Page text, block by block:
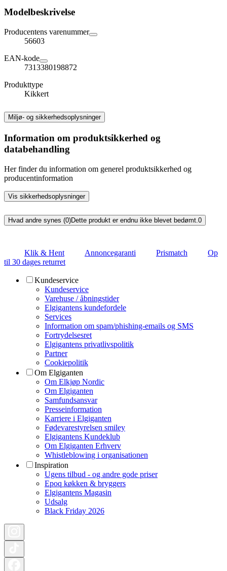
Modelbeskrivelse
Producentens varenummer
56603
EAN-kode
7313380198872
Produkttype
Kikkert
Miljø- og sikkerhedsoplysninger
Information om produktsikkerhed og
databehandling
Her finder du information om generel produktsikkerhed og
producentinformation
Vis sikkerhedsoplysninger
Hvad andre synes (0)Dette produkt er endnu ikke blevet bedømt. 0
Klik & Hent Annoncegaranti Prismatch
Op
til 30 dages returret
Kundeservice
Kundeservice
Varehuse / åbningstider
Elgigantens kundefordele
Services
Information om spam/phishing-emails og SMS
Fortrydelsesret
Elgigantens privatlivspolitik
Partner
Cookiepolitik
Om Elgiganten
Om Elkjøp Nordic
Om Elgiganten
Samfundsansvar
Presseinformation
Karriere i Elgiganten
Fødevarestyrelsen smiley
Elgigantens Kundeklub
Om Elgiganten Erhverv
Whistleblowing i organisationen
Inspiration
Ugens tilbud - og andre gode priser
Epoq køkken & bryggers
Elgigantens Magasin
Udsalg
Black Friday 2026